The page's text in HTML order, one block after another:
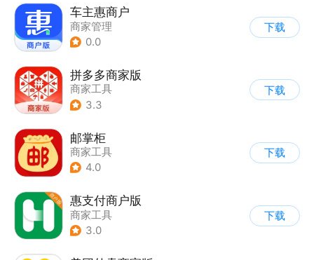
车主惠商户
商家管理
0.0
下载
拼多多商家版
商家工具
3.3
下载
邮掌柜
商家工具
4.0
下载
惠支付商户版
商家工具
3.0
下载